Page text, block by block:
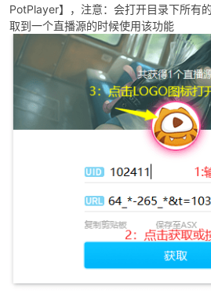
PotPlayer】，注意：会打开目录下所有
取到一个直播源的时候使用该功能